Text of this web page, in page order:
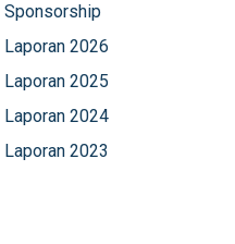
Sponsorship
Laporan 2026
Laporan 2025
Laporan 2024
Laporan 2023